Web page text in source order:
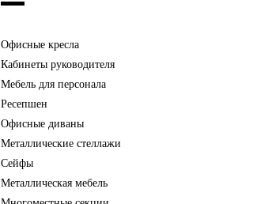
Офисные кресла
Кабинеты руководителя
Мебель для персонала
Ресепшен
Офисные диваны
Металлические стеллажи
Сейфы
Металлическая мебель